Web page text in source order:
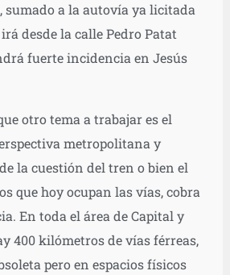
sumado a la autovía ya licitada
desde la calle Pedro Patat
fuerte incidencia en Jesús
otro tema a trabajar es el
metropolitana y
la cuestión del tren o bien el
que hoy ocupan las vías, cobra
En toda el área de Capital y
400 kilómetros de vías férreas,
pero en espacios físicos